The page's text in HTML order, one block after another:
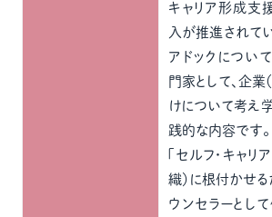
キャリア形成支
入が推進されてい
アドックについ
門家として、企業
けについて考え
践的な内容です。
「セルフ・キャリ
織）に根付かせる
ウンセラーとし